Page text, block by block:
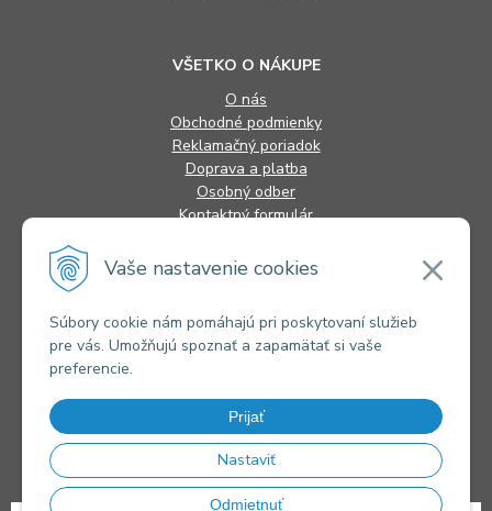
Vaše nastavenie cookies
Súbory cookie nám pomáhajú pri poskytovaní služieb
pre vás. Umožňujú spoznať a zapamätať si vaše
preferencie.
Prijať
Nastaviť
Odmietnuť
VŠETKO O NÁKUPE
O nás
Obchodné podmienky
Reklamačný poriadok
Doprava a platba
Osobný odber
Kontaktný formulár
INFORMÁCIE
Alternatívne riešenie sporov
Súbory cookies
Novinky
Kontakty